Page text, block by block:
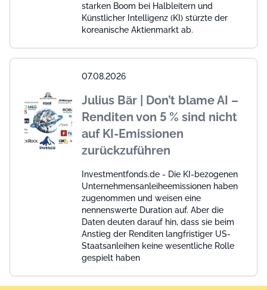
starken Boom bei Halbleitern und
Künstlicher Intelligenz (KI) stürzte der
koreanische Aktienmarkt ab.
07.08.2026
Julius Bär | Don’t blame AI –
Renditen von 5 % sind nicht
auf KI-Emissionen
zurückzuführen
Investmentfonds.de - Die KI-bezogenen
Unternehmensanleiheemissionen haben
zugenommen und weisen eine
nennenswerte Duration auf. Aber die
Daten deuten darauf hin, dass sie beim
Anstieg der Renditen langfristiger US-
Staatsanleihen keine wesentliche Rolle
gespielt haben